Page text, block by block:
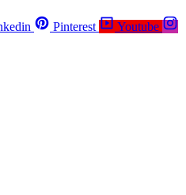
Pinterest
Youtube